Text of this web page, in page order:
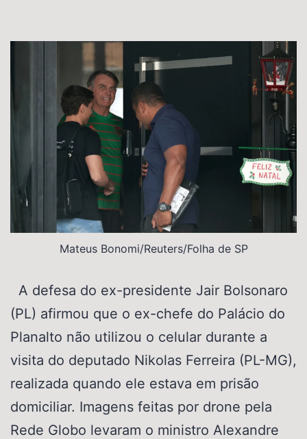
Mateus Bonomi/Reuters/Folha de SP
A defesa do ex-presidente Jair Bolsonaro
(PL) afirmou que o ex-chefe do Palácio do
Planalto não utilizou o celular durante a
visita do deputado Nikolas Ferreira (PL-MG),
realizada quando ele estava em prisão
domiciliar. Imagens feitas por drone pela
Rede Globo levaram o ministro Alexandre